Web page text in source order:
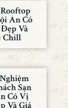
An Có
Và
Chill
Sạn
Có Vị
Và Giá